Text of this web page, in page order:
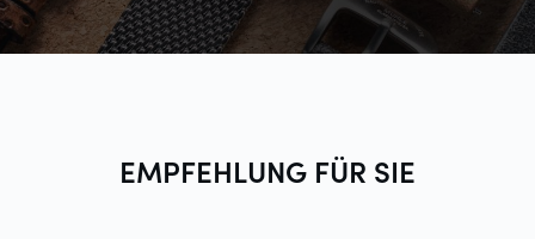
EMPFEHLUNG FÜR SIE